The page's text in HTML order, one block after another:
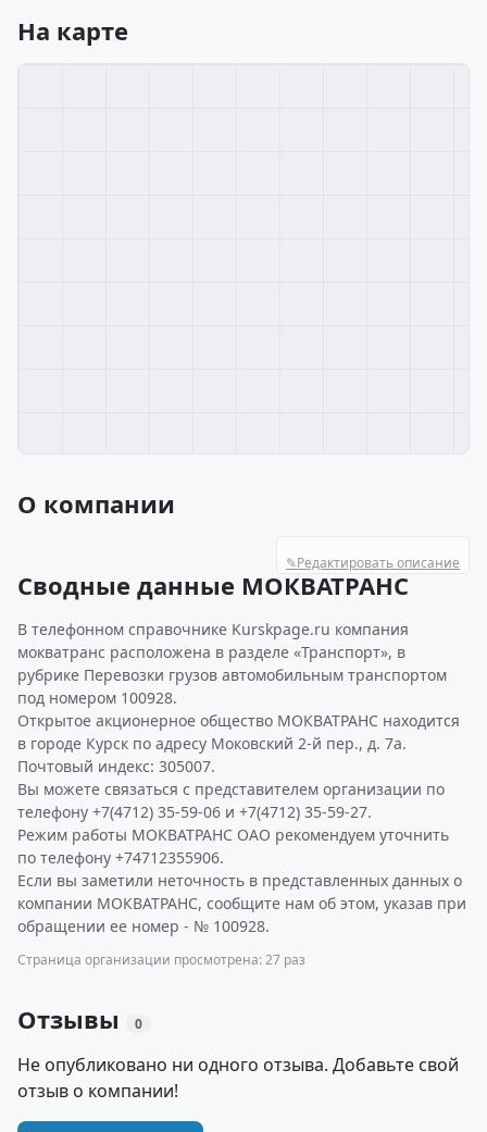
На карте
О компании
✎Редактировать описание
Сводные данные МОКВАТРАНС
В телефонном справочнике Kurskpage.ru компания
мокватранс расположена в разделе «Транспорт», в
рубрике Перевозки грузов автомобильным транспортом
под номером 100928.
Открытое акционерное общество МОКВАТРАНС находится
в городе Курск по адресу Моковский 2-й пер., д. 7а.
Почтовый индекс: 305007.
Вы можете связаться с представителем организации по
телефону +7(4712) 35-59-06 и +7(4712) 35-59-27.
Режим работы МОКВАТРАНС ОАО рекомендуем уточнить
по телефону +74712355906.
Если вы заметили неточность в представленных данных о
компании МОКВАТРАНС, сообщите нам об этом, указав при
обращении ее номер - № 100928.
Страница организации просмотрена: 27 раз
Отзывы 0
Не опубликовано ни одного отзыва. Добавьте свой
отзыв о компании!